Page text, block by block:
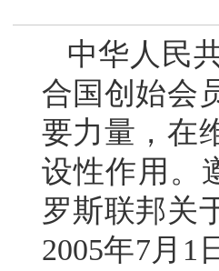
中华人民
合国创始会
要力量，在
设性作用。
罗斯联邦关
2005年7月1